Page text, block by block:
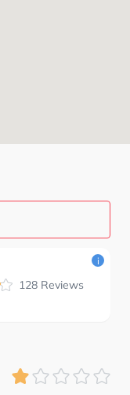
128 Reviews
i